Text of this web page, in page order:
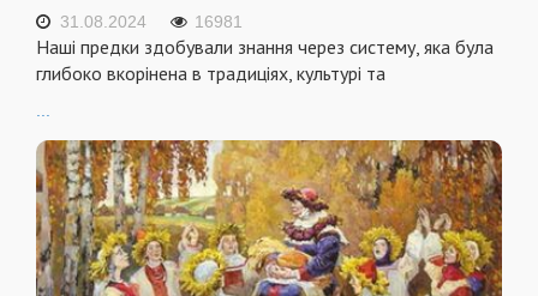
31.08.2024 16981
Наші предки здобували знання через систему, яка була
глибоко вкорінена в традиціях, культурі та